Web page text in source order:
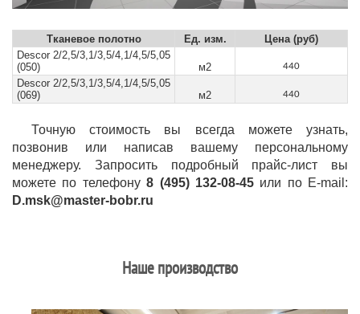
Тканевое полотно Ед. изм.
Цена (руб)
Descor 2/2,5/3,1/3,5/4,1/4,5/5,05
(050)
м2 440
Descor 2/2,5/3,1/3,5/4,1/4,5/5,05
(069)
м2 440
Точную стоимость вы всегда можете узнать,
позвонив или написав вашему персональному
менеджеру. Запросить подробный прайс-лист вы
можете по телефону8 (495) 132-08-45или по E-mail:
D.msk@master-bobr.ru
Наше производство